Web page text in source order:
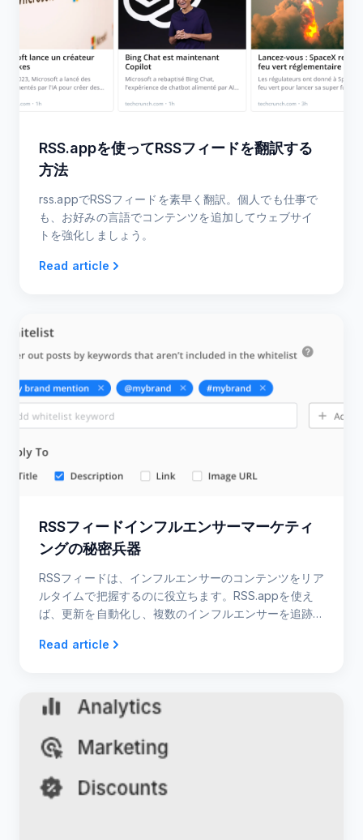
RSS.appを使ってRSSフィードを翻訳する
方法
rss.appでRSSフィードを素早く翻訳。個人でも仕事で
も、お好みの言語でコンテンツを追加してウェブサイ
トを強化しましょう。
Read article
RSSフィードインフルエンサーマーケティ
ングの秘密兵器
RSSフィードは、インフルエンサーのコンテンツをリア
ルタイムで把握するのに役立ちます。RSS.appを使え
ば、更新を自動化し、複数のインフルエンサーを追跡
す！
Read article